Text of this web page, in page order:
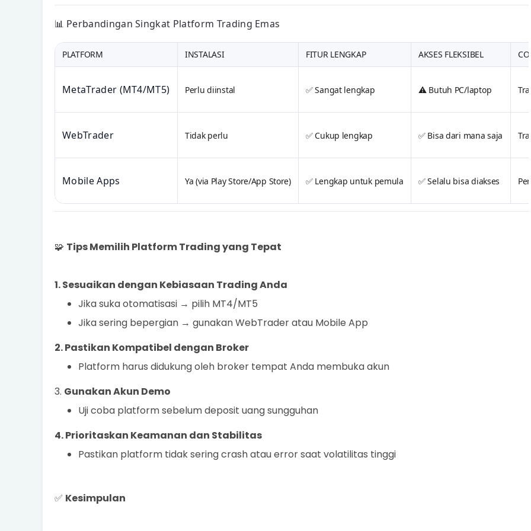
📊 Perbandingan Singkat Platform Trading Emas
PLATFORM INSTALASI FITUR LENGKAP AKSES FLEKSIBEL
MetaTrader (MT4/MT5) Perlu diinstal ✅ Sangat lengkap ⚠️ Butuh PC/laptop
WebTrader Tidak perlu ✅ Cukup lengkap ✅ Bisa dari mana saja
Mobile Apps Ya (via Play Store/App Store) ✅ Lengkap untuk pemula ✅ Selalu bisa diakses
🧩 Tips Memilih Platform Trading yang Tepat
1. Sesuaikan dengan Kebiasaan Trading Anda
Jika suka otomatisasi → pilih MT4/MT5
Jika sering bepergian → gunakan WebTrader atau Mobile App
2. Pastikan Kompatibel dengan Broker
Platform harus didukung oleh broker tempat Anda membuka akun
3. Gunakan Akun Demo
Uji coba platform sebelum deposit uang sungguhan
4. Prioritaskan Keamanan dan Stabilitas
Pastikan platform tidak sering crash atau error saat volatilitas tinggi
✅ Kesimpulan